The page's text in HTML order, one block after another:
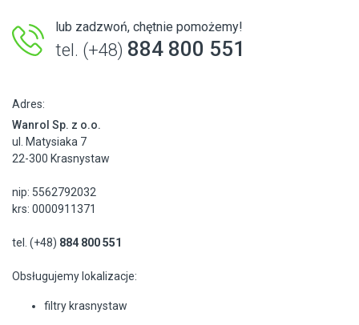
lub zadzwoń, chętnie pomożemy!
tel. (+48) 884 800 551
Adres:
Wanrol Sp. z o.o.
ul. Matysiaka 7
22-300 Krasnystaw
nip: 5562792032
krs: 0000911371
tel. (+48) 884 800 551
Obsługujemy lokalizacje:
filtry krasnystaw